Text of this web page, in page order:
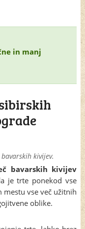
in manj
kivijev.
bavarskih kivijev
je trte ponekod vse
mestu vse več užitnih
oblike.